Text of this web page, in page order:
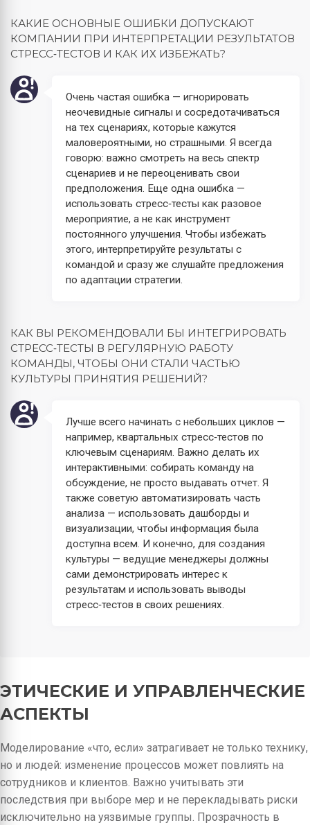
КАКИЕ ОСНОВНЫЕ ОШИБКИ ДОПУСКАЮТ
КОМПАНИИ ПРИ ИНТЕРПРЕТАЦИИ РЕЗУЛЬТАТОВ
СТРЕСС‑ТЕСТОВ И КАК ИХ ИЗБЕЖАТЬ?
Очень частая ошибка — игнорировать
неочевидные сигналы и сосредотачиваться
на тех сценариях, которые кажутся
маловероятными, но страшными. Я всегда
говорю: важно смотреть на весь спектр
сценариев и не переоценивать свои
предположения. Еще одна ошибка —
использовать стресс‑тесты как разовое
мероприятие, а не как инструмент
постоянного улучшения. Чтобы избежать
этого, интерпретируйте результаты с
командой и сразу же слушайте предложения
по адаптации стратегии.
КАК ВЫ РЕКОМЕНДОВАЛИ БЫ ИНТЕГРИРОВАТЬ
СТРЕСС‑ТЕСТЫ В РЕГУЛЯРНУЮ РАБОТУ
КОМАНДЫ, ЧТОБЫ ОНИ СТАЛИ ЧАСТЬЮ
КУЛЬТУРЫ ПРИНЯТИЯ РЕШЕНИЙ?
Лучше всего начинать с небольших циклов —
например, квартальных стресс‑тестов по
ключевым сценариям. Важно делать их
интерактивными: собирать команду на
обсуждение, не просто выдавать отчет. Я
также советую автоматизировать часть
анализа — использовать дашборды и
визуализации, чтобы информация была
доступна всем. И конечно, для создания
культуры — ведущие менеджеры должны
сами демонстрировать интерес к
результатам и использовать выводы
стресс‑тестов в своих решениях.
ЭТИЧЕСКИЕ И УПРАВЛЕНЧЕСКИЕ
АСПЕКТЫ
Моделирование «что, если» затрагивает не только технику,
но и людей: изменение процессов может повлиять на
сотрудников и клиентов. Важно учитывать эти
последствия при выборе мер и не перекладывать риски
исключительно на уязвимые группы. Прозрачность в